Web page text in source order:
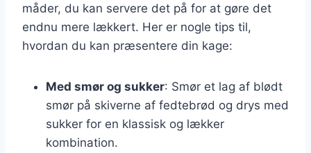
måder, du kan servere det på for at gøre det
endnu mere lækkert. Her er nogle tips til,
hvordan du kan præsentere din kage:
Med smør og sukker: Smør et lag af blødt
smør på skiverne af fedtebrød og drys med
sukker for en klassisk og lækker
kombination.